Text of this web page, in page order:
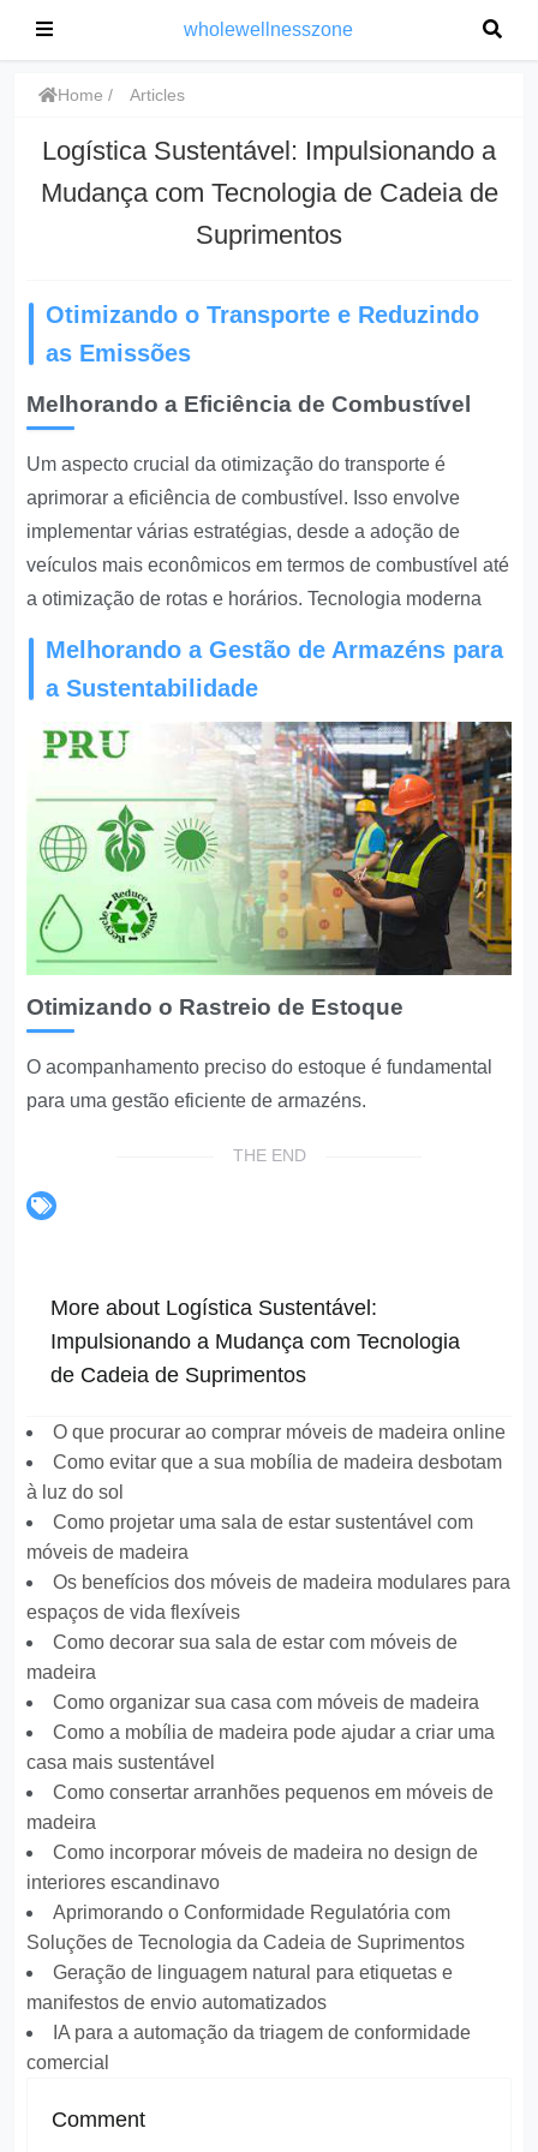
wholewellnesszone
Home Articles
Logística Sustentável: Impulsionando a
Mudança com Tecnologia de Cadeia de
Suprimentos
Otimizando o Transporte e Reduzindo
as Emissões
Melhorando a Eficiência de Combustível
Um aspecto crucial da otimização do transporte é
aprimorar a eficiência de combustível. Isso envolve
implementar várias estratégias, desde a adoção de
veículos mais econômicos em termos de combustível até
a otimização de rotas e horários. Tecnologia moderna
Melhorando a Gestão de Armazéns para
a Sustentabilidade
Otimizando o Rastreio de Estoque
O acompanhamento preciso do estoque é fundamental
para uma gestão eficiente de armazéns.
THE END
More about Logística Sustentável:
Impulsionando a Mudança com Tecnologia
de Cadeia de Suprimentos
O que procurar ao comprar móveis de madeira online
Como evitar que a sua mobília de madeira desbotam
à luz do sol
Como projetar uma sala de estar sustentável com
móveis de madeira
Os benefícios dos móveis de madeira modulares para
espaços de vida flexíveis
Como decorar sua sala de estar com móveis de
madeira
Como organizar sua casa com móveis de madeira
Como a mobília de madeira pode ajudar a criar uma
casa mais sustentável
Como consertar arranhões pequenos em móveis de
madeira
Como incorporar móveis de madeira no design de
interiores escandinavo
Aprimorando o Conformidade Regulatória com
Soluções de Tecnologia da Cadeia de Suprimentos
Geração de linguagem natural para etiquetas e
manifestos de envio automatizados
IA para a automação da triagem de conformidade
comercial
Comment